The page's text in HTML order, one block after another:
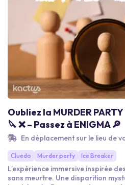
Oubliez la MURDER PARTY
🔪 ❌ – Passez à ENIGMA 🔎
En déplacement sur le lieu de
Cluedo Murder party Ice Breaker
L’expérience immersive inspirée
sans meurtre. Une disparition